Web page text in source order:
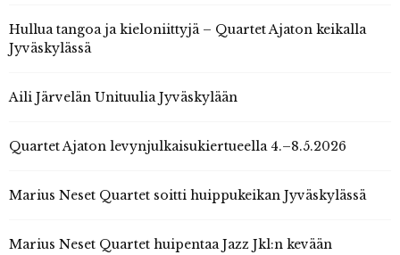
Hullua tangoa ja kieloniittyjä – Quartet Ajaton keikalla
Jyväskylässä
Aili Järvelän Unituulia Jyväskylään
Quartet Ajaton levynjulkaisukiertueella 4.–8.5.2026
Marius Neset Quartet soitti huippukeikan Jyväskylässä
Marius Neset Quartet huipentaa Jazz Jkl:n kevään